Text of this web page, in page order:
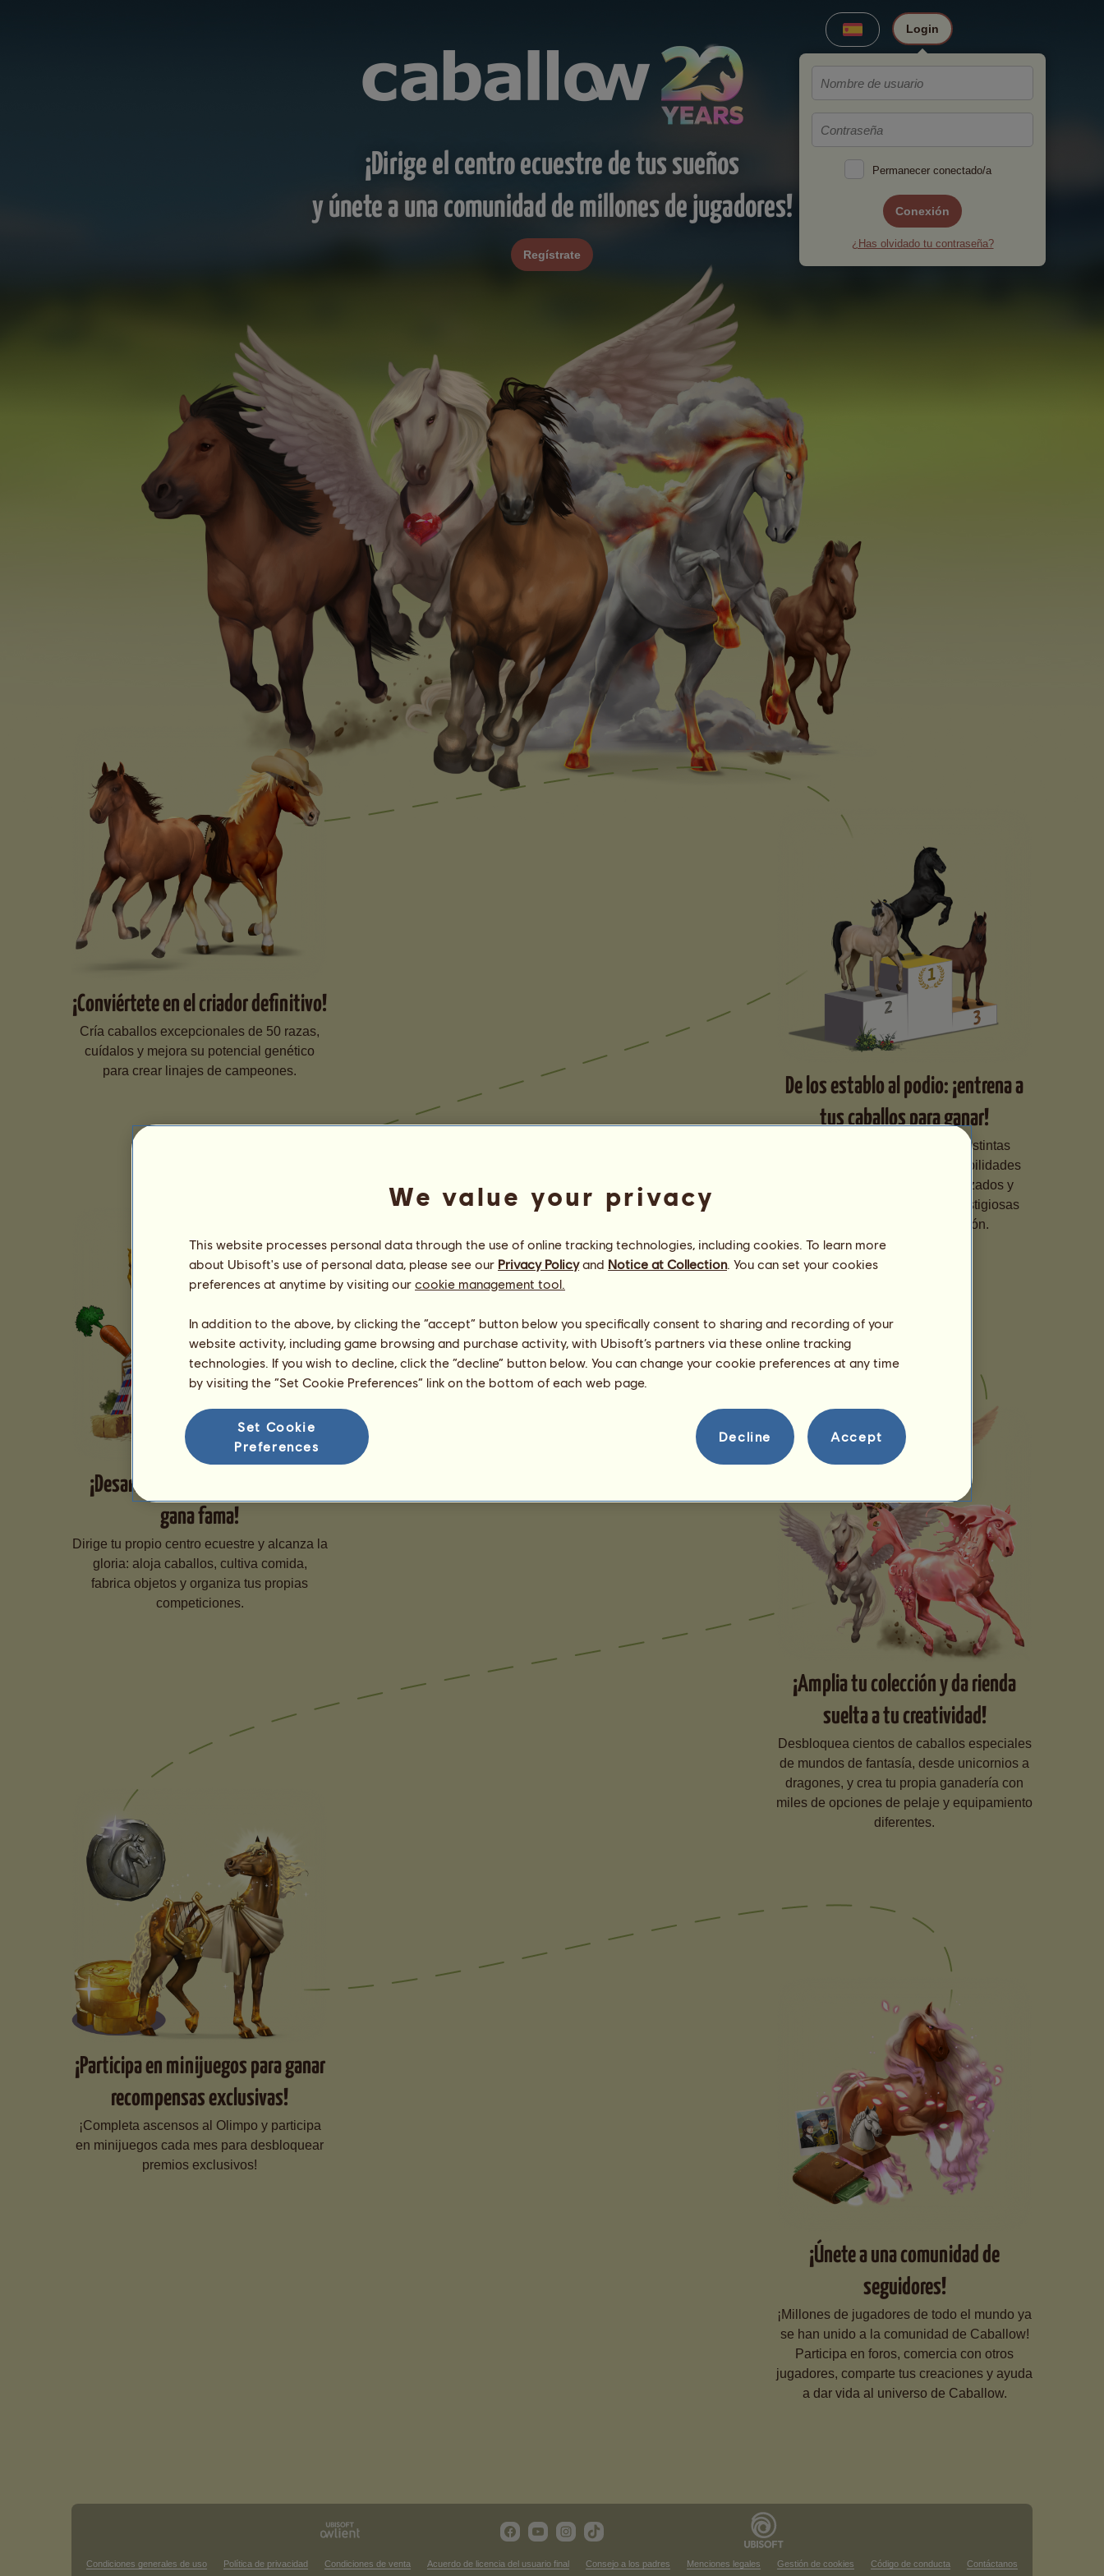
Login
Permanecer conectado/a
Conexión
¿Has olvidado tu contraseña?
¡Dirige el centro ecuestre de tus sueños
y únete a una comunidad de millones de jugadores!
Regístrate
¡Conviértete en el criador definitivo!
Cría caballos excepcionales de 50 razas,
cuídalos y mejora su potencial genético
para crear linajes de campeones.
De los establo al podio: ¡entrena a
tus caballos para ganar!
Especializa tus caballos en distintas
disciplinas, perfecciona sus habilidades
con entrenamientos personalizados y
apúntalos a competiciones prestigiosas
para subir en la clasificación.
¡Desarrolla tu centro ecuestre y
gana fama!
Dirige tu propio centro ecuestre y alcanza la
gloria: aloja caballos, cultiva comida,
fabrica objetos y organiza tus propias
competiciones.
¡Amplia tu colección y da rienda
suelta a tu creatividad!
Desbloquea cientos de caballos especiales
de mundos de fantasía, desde unicornios a
dragones, y crea tu propia ganadería con
miles de opciones de pelaje y equipamiento
diferentes.
¡Participa en minijuegos para ganar
recompensas exclusivas!
¡Completa ascensos al Olimpo y participa
en minijuegos cada mes para desbloquear
premios exclusivos!
¡Únete a una comunidad de
seguidores!
¡Millones de jugadores de todo el mundo ya
se han unido a la comunidad de Caballow!
Participa en foros, comercia con otros
jugadores, comparte tus creaciones y ayuda
a dar vida al universo de Caballow.
Condiciones generales de uso Política de privacidad Condiciones de venta Acuerdo de licencia del usuario final Consejo a los padres Menciones legales Gestión de cookies Código de conducta Contáctanos
We value your privacy
This website processes personal data through the use of online tracking technologies, including cookies. To learn more
about Ubisoft's use of personal data, please see our Privacy Policyand Notice at Collection. You can set your cookies
preferences at anytime by visiting our cookie management tool.
In addition to the above, by clicking the “accept” button below you specifically consent to sharing and recording of your
website activity, including game browsing and purchase activity, with Ubisoft’s partners via these online tracking
technologies. If you wish to decline, click the “decline” button below. You can change your cookie preferences at any time
by visiting the “Set Cookie Preferences” link on the bottom of each web page.
Set Cookie
Preferences
Decline Accept